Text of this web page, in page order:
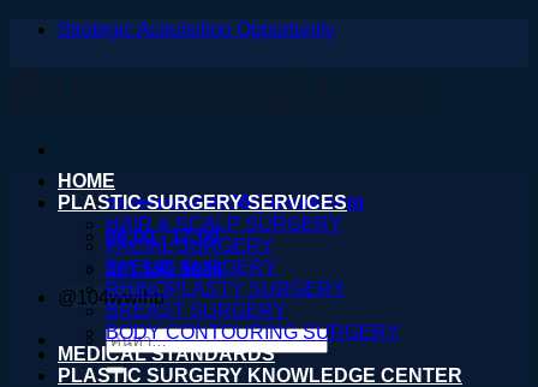
ข้าม
Strategic Acquisition Opportunity
nareeratsale936@gmail.com
08:00 - 17:00
061 590 6036
@104wwihb
ค้นหา:
HOME
PLASTIC SURGERY SERVICES
HAIR & SCALP SURGERY
FACIAL SURGERY
EYELID SURGERY
RHINOPLASTY SURGERY
BREAST SURGERY
BODY CONTOURING SURGERY
MEDICAL STANDARDS
PLASTIC SURGERY KNOWLEDGE CENTER